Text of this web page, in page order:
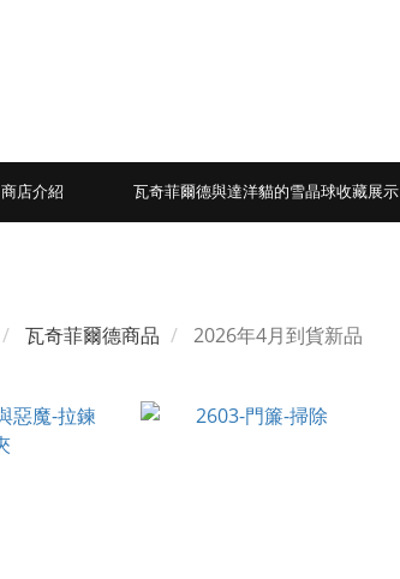
商店介紹 瓦奇菲爾德與達洋貓的雪晶球收藏展示
瓦奇菲爾德商品 2026年4月到貨新品